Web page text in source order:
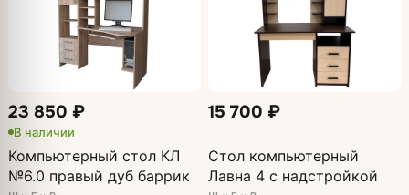
23 850 ₽
В наличии
Компьютерный стол КЛ
№6.0 правый дуб баррик
15 700 ₽
Стол компьютерный
Лавна 4 с надстройкой